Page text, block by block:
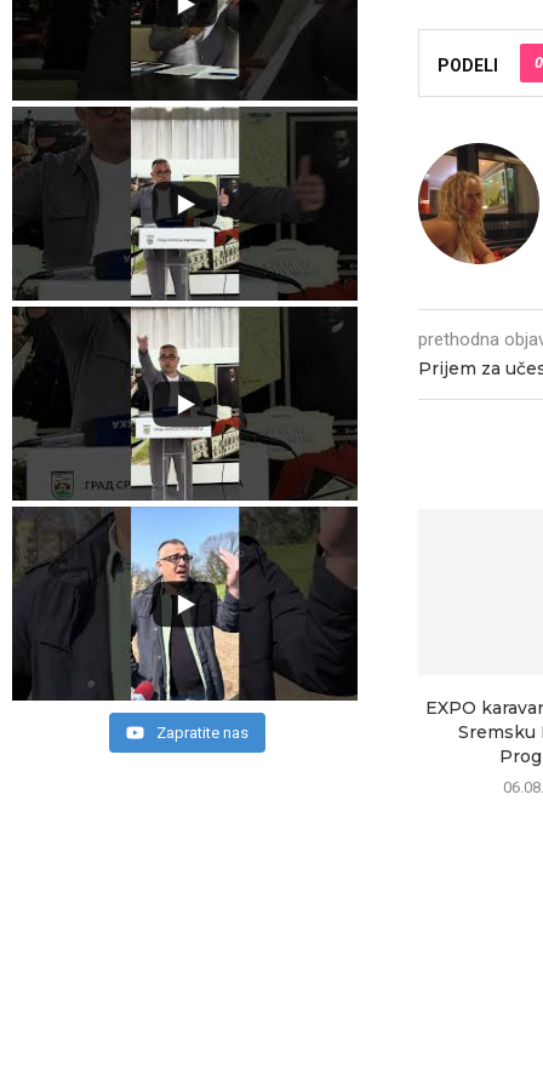
PODELI 0
prethodna
Prijem za
EXPO
Sremsku
Zapratite nas